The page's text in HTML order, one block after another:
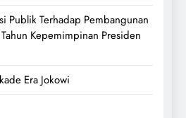
Publik Terhadap Pembangunan
Kepemimpinan Presiden
Era Jokowi